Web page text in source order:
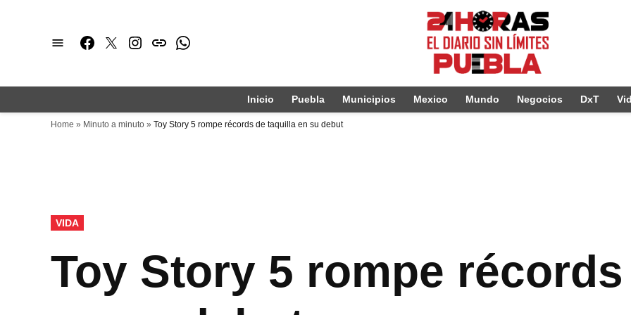
Facebook
TwitterInstagram
issuuWhatsapp
Inicio Puebla Municipios Mexico Mundo Negocios DxT
Home » Minuto a minuto » Toy Story 5 rompe récords de taquilla en su debut
PUBLICADO
EN
VIDA
Toy Story 5 rompe